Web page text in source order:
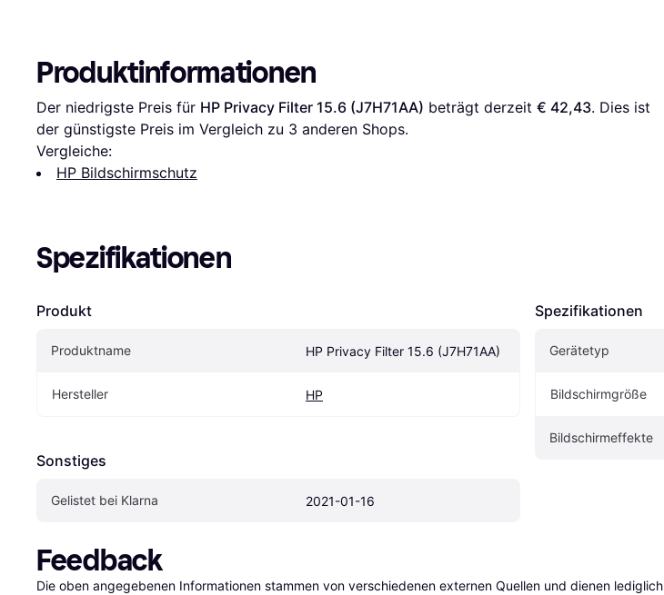
Produktinformationen
Der niedrigste Preis für HP Privacy Filter 15.6 (J7H71AA) beträgt derzeit € 42,43. Dies ist
der günstigste Preis im Vergleich zu 3 anderen Shops.
Vergleiche:
HP Bildschirmschutz
Spezifikationen
Produkt
Produktname HP Privacy Filter 15.6 (J7H71AA)
Hersteller HP
Sonstiges
Gelistet bei Klarna 2021-01-16
Spezifikationen
Gerätetyp
Bildschirmgröße
Bildschirmeffekte
Feedback
Die oben angegebenen Informationen stammen von verschiedenen externen Quellen und dienen lediglich